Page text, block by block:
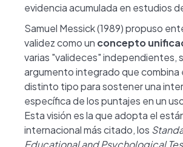
evidencia acumulada en estudios
Samuel Messick (1989) propuso
validez como un concepto
varias "valideces" independientes,
argumento integrado que combina
distinto tipo para sostener una
específica de los puntajes en un
Esta visión es la que adopta el
internacional más citado, los
Educational and Psychological